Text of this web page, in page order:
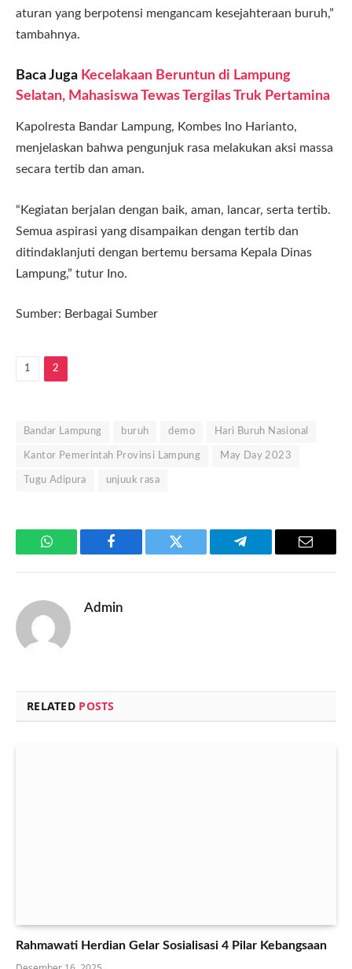
aturan yang berpotensi mengancam kesejahteraan buruh,”
tambahnya.
Baca Juga Kecelakaan Beruntun di Lampung
Selatan, Mahasiswa Tewas Tergilas Truk Pertamina
Kapolresta Bandar Lampung, Kombes Ino Harianto,
menjelaskan bahwa pengunjuk rasa melakukan aksi massa
secara tertib dan aman.
“Kegiatan berjalan dengan baik, aman, lancar, serta tertib.
Semua aspirasi yang disampaikan dengan tertib dan
ditindaklanjuti dengan bertemu bersama Kepala Dinas
Lampung,” tutur Ino.
Sumber: Berbagai Sumber
1 2
Bandar Lampung buruh demo Hari Buruh Nasional
Kantor Pemerintah Provinsi Lampung May Day 2023
Tugu Adipura unjuuk rasa
WhatsApp Facebook Twitter Telegram Email
Admin
RELATED POSTS
Rahmawati Herdian Gelar Sosialisasi 4 Pilar Kebangsaan